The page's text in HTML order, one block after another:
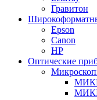
Гравитон
Epson
Canon
HP
Оптические